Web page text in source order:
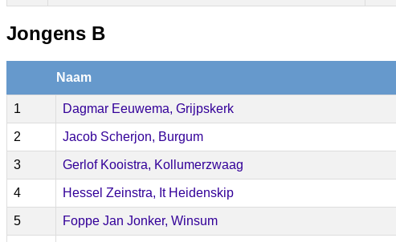
Jongens B
Naam
1 Dagmar Eeuwema, Grijpskerk
2 Jacob Scherjon, Burgum
3 Gerlof Kooistra, Kollumerzwaag
4 Hessel Zeinstra, It Heidenskip
5 Foppe Jan Jonker, Winsum